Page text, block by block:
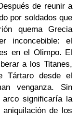
de reunir a
por soldados que
quema Grecia
inconcebible: el
en el Olimpo. El
a los Titanes,
Tártaro desde el
venganza. Sin
arco significaría la
de los